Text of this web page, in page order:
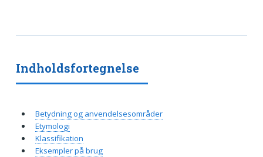
Indholdsfortegnelse
Betydning og anvendelsesområder
Etymologi
Klassifikation
Eksempler på brug